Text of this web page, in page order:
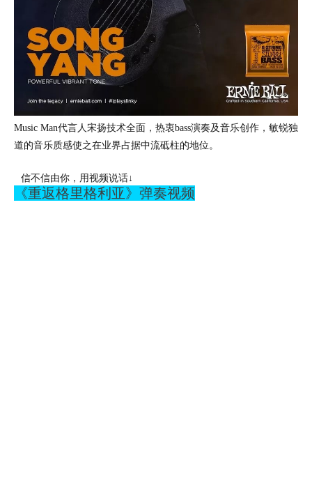
Music Man代言人宋扬技术全面，热衷bass演奏及音乐创作，敏锐独
道的音乐质感使之在业界占据中流砥柱的地位。
信不信由你，用视频说话↓
《重返格里格利亚》弹奏视频